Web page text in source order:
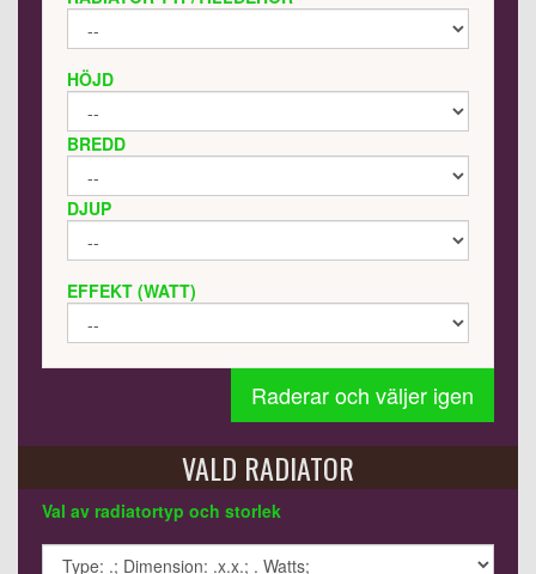
HÖJD
BREDD
DJUP
EFFEKT (WATT)
Raderar och väljer igen
VALD RADIATOR
Val av radiatortyp och storlek